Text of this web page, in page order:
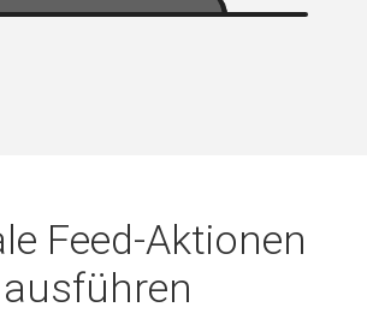
Feed-Aktionen
ausführen